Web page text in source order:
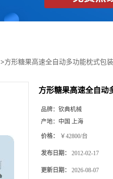
>方形糖果高速全自动多功能枕式包
方形糖果高速全自动
品牌： 钦典机械
产地： 中国 上海
价格： ￥42800/台
发布日期： 2012-02-17
更新日期： 2026-08-07